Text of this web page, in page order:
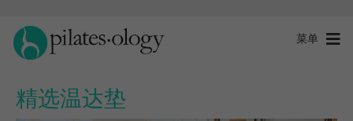
菜单
精选温达垫